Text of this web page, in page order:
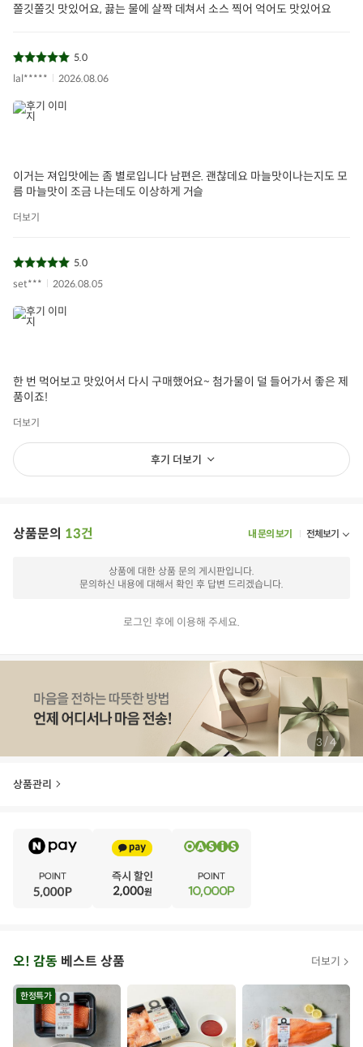
쫄깃쫄깃 맛있어요, 끓는 물에 살짝 데쳐서 소스 찍어 억어도 맛있어요
5.0
lal*****
2026.08.06
이거는 져입맛에는 좀 별로입니다 남편은. 괜찮데요 마늘맛이나는지도 모
름 마늘맛이 조금 나는데도 이상하게 거슬
더보기
5.0
set***
2026.08.05
한 번 먹어보고 맛있어서 다시 구매했어요~ 첨가물이 덜 들어가서 좋은 제
품이죠!
더보기
후기 더보기
상품문의 13건 내 문의 보기 전체보기
상품에 대한 상품 문의 게시판입니다.
문의하신 내용에 대해서 확인 후 답변 드리겠습니다.
로그인 후에 이용해 주세요.
4 /4
상품관리
아
시
오! 감동 베스트 상품 더보기
한정특가